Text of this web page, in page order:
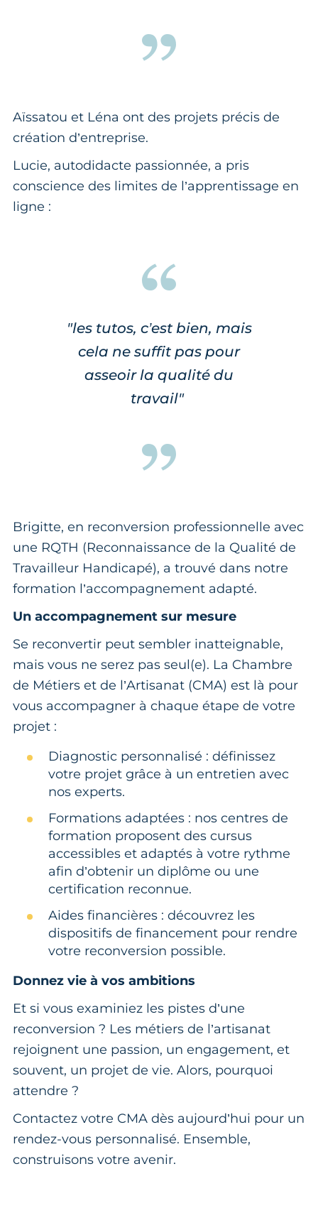
Aïssatou et Léna ont des projets précis de
création d’entreprise.
Lucie, autodidacte passionnée, a pris
conscience des limites de l’apprentissage en
ligne :
"les tutos, c’est bien, mais
cela ne suffit pas pour
asseoir la qualité du
travail"
Brigitte, en reconversion professionnelle avec
une RQTH (Reconnaissance de la Qualité de
Travailleur Handicapé), a trouvé dans notre
formation l’accompagnement adapté.
Un accompagnement sur mesure
Se reconvertir peut sembler inatteignable,
mais vous ne serez pas seul(e). La Chambre
de Métiers et de l’Artisanat (CMA) est là pour
vous accompagner à chaque étape de votre
projet :
Diagnostic personnalisé : définissez
votre projet grâce à un entretien avec
nos experts.
Formations adaptées : nos centres de
formation proposent des cursus
accessibles et adaptés à votre rythme
afin d’obtenir un diplôme ou une
certification reconnue.
Aides financières : découvrez les
dispositifs de financement pour rendre
votre reconversion possible.
Donnez vie à vos ambitions
Et si vous examiniez les pistes d’une
reconversion ? Les métiers de l’artisanat
rejoignent une passion, un engagement, et
souvent, un projet de vie. Alors, pourquoi
attendre ?
Contactez votre CMA dès aujourd’hui pour un
rendez-vous personnalisé. Ensemble,
construisons votre avenir.